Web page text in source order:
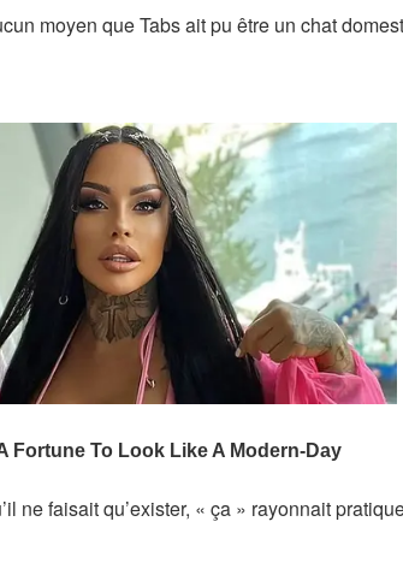
moyen que Tabs ait pu être un chat
ne faisait qu’exister, « ça » rayonnait